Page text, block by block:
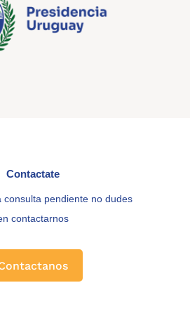
Contactate
consulta pendiente no dudes
contactarnos